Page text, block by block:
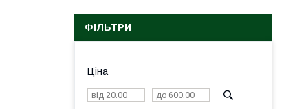
ФІЛЬТРИ
Ціна